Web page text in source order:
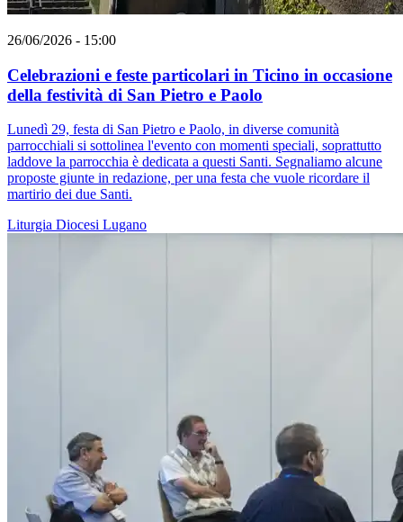
26/06/2026 - 15:00
Celebrazioni e feste particolari in Ticino in occasione
della festività di San Pietro e Paolo
Lunedì 29, festa di San Pietro e Paolo, in diverse comunità
parrocchiali si sottolinea l'evento con momenti speciali, soprattutto
laddove la parrocchia è dedicata a questi Santi. Segnaliamo alcune
proposte giunte in redazione, per una festa che vuole ricordare il
martirio dei due Santi.
Liturgia Diocesi Lugano